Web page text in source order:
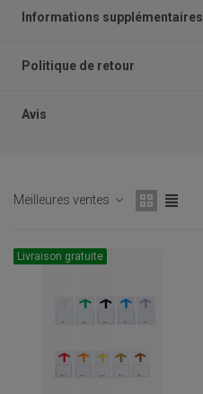
Informations supplémentaires
Politique de retour
Avis
Meilleures ventes
Livraison gratuite